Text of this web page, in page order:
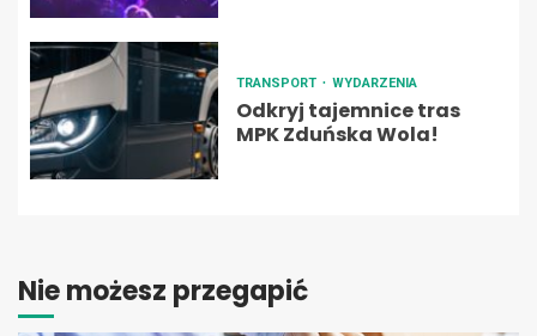
TRANSPORT WYDARZENIA
Odkryj tajemnice tras
MPK Zduńska Wola!
Nie możesz przegapić